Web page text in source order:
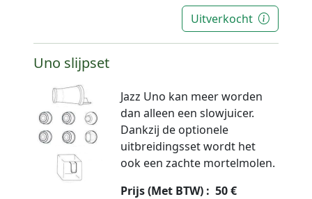
Uitverkocht
Uno slijpset
Jazz Uno kan meer worden
dan alleen een slowjuicer.
Dankzij de optionele
uitbreidingsset wordt het
ook een zachte mortelmolen.
Prijs (Met BTW) : 50 €